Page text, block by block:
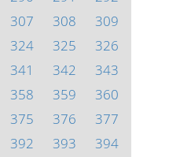
307 308
309
324 325
326
341 342
343
358 359
360
375 376
377
392 393
394